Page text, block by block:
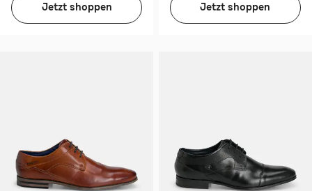
Jetzt shoppen Jetzt shoppen